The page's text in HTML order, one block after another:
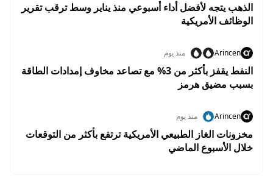
الذهب يتجه لأفضل أداء أسبوعي منذ يناير وسط ترقب تقرير
الوظائف الأمريكية
Arincen منذ يوم
النفط يقفز بأكثر من 3% مع تصاعد مخاوف إمدادات الطاقة
بسبب مضيق هرمز
Arincen منذ يوم
مخزونات الغاز الطبيعي الأمريكية ترتفع بأكثر من التوقعات
خلال الأسبوع الماضي